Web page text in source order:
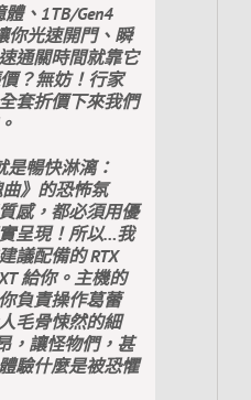
、1TB/Gen4
你光速開門、瞬
通關時間就靠它
？無妨！行家
套折價下來我們
是暢快淋漓：
曲》的恐怖氛
感，都必須用優
呈現！所以…我
議配備的 RTX
給你。主機的
負責操作葛蕾
毛骨悚然的細
，讓怪物們，甚
驗什麼是被恐懼